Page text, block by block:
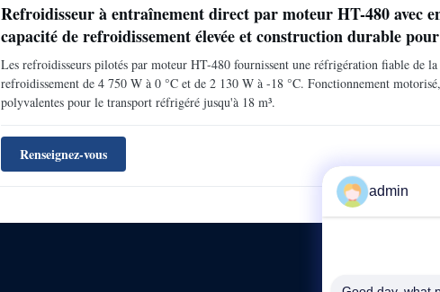
Refroidisseur à entraînement direct par moteur HT-480 avec
capacité de refroidissement élevée et construction durable
froid
Les refroidisseurs pilotés par moteur HT-480 fournissent une réfrigération fiable de
refroidissement de 4 750 W à 0 °C et de 2 130 W à -18 °C. Fonctionnement
polyvalentes pour le transport réfrigéré jusqu'à 18 m³.
Renseignez-vous
admin